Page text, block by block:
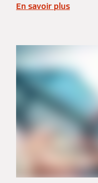
En savoir plus